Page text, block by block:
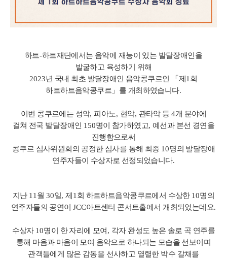
하트-하트재단에서는 음악에 재능이 있는 발달장애인을
발굴하고 육성하기 위해
2023년 국내 최초 발달장애인 음악콩쿠르인 「 제 1회
하트하트음악콩쿠르 」 를 개최하였습니다.
이번 콩쿠르에는 성악, 피아노, 현악, 관타악 등4개 분야에
걸쳐 전국 발달장애인 150명이 참가하였고, 예선과 본선 경연을
진행함으로써
콩쿠르 심사위원회의 공정한 심사를 통해 최종 10명의 발달장애
연주자들이 수상자로 선정되었습니다.
지난 11월 30일,제 1회 하트하트음악콩쿠르에서 수상한 10명의
연주자들의 공연이JCC아트센터 콘서트홀에서 개최되었는데요.
수상자 10명이 한 자리에 모여 , 각자 완성도 높은 솔로 곡 연주를
통해 마음과 마음이 모여 음악으로 하나되는 모습을 선보이며
관객들에게 많은 감동을 선사하고 열렬한 박수 갈채를